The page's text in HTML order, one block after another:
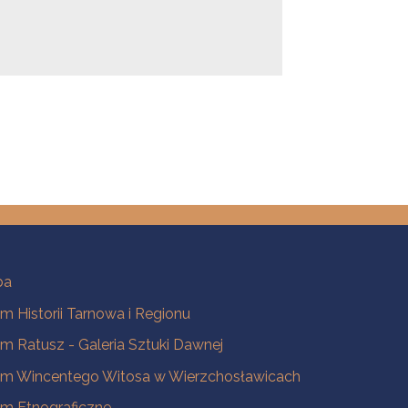
Historii Tarnowa i Regionu
Ratusz - Galeria Sztuki Dawnej
Wincentego Witosa w Wierzchosławicach